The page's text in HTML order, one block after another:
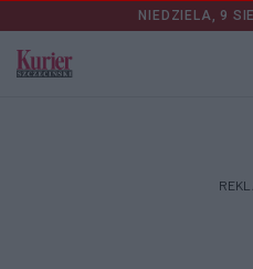
NIEDZIELA, 9